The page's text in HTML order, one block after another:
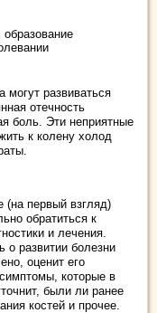
могут развиваться
отечность
боль. Эти неприятные
к колену холод
(на первый взгляд)
обратиться к
и лечения.
о развитии болезни
оценит его
которые в
были ли ранее
костей и прочее.